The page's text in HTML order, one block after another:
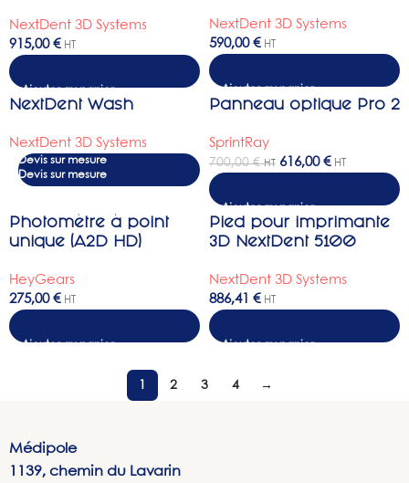
NextDent 3D Systems
915,00 € HT
NextDent 3D Systems
590,00 € HT
NextDent Wash
NextDent 3D Systems
Devis sur mesure
-12%
Panneau optique Pro 2
SprintRay
700,00€ HT 616,00 € HT
Photomètre à point
unique (A2D HD)
HeyGears
275,00 € HT
Pied pour imprimante
3D NextDent 5100
NextDent 3D Systems
886,41 € HT
2 3 4 →
Médipole
1139, chemin du Lavarin